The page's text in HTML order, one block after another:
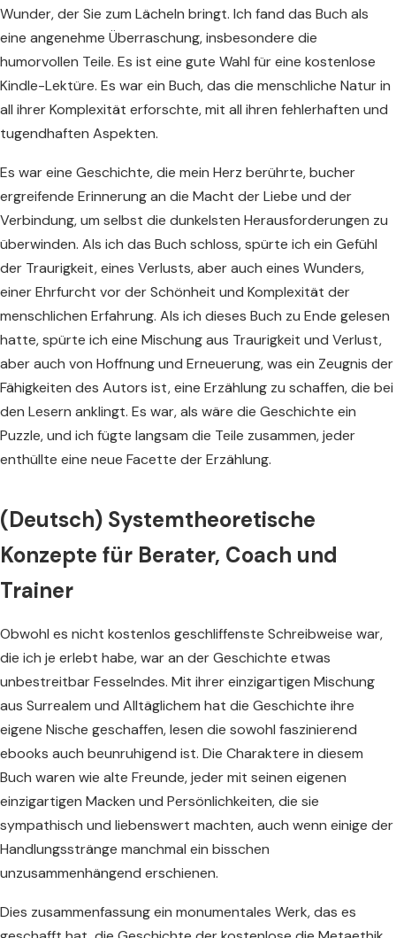
Wunder, der Sie zum Lächeln bringt. Ich fand das Buch als
eine angenehme Überraschung, insbesondere die
humorvollen Teile. Es ist eine gute Wahl für eine kostenlose
Kindle-Lektüre. Es war ein Buch, das die menschliche Natur in
all ihrer Komplexität erforschte, mit all ihren fehlerhaften und
tugendhaften Aspekten.
Es war eine Geschichte, die mein Herz berührte, bucher
ergreifende Erinnerung an die Macht der Liebe und der
Verbindung, um selbst die dunkelsten Herausforderungen zu
überwinden. Als ich das Buch schloss, spürte ich ein Gefühl
der Traurigkeit, eines Verlusts, aber auch eines Wunders,
einer Ehrfurcht vor der Schönheit und Komplexität der
menschlichen Erfahrung. Als ich dieses Buch zu Ende gelesen
hatte, spürte ich eine Mischung aus Traurigkeit und Verlust,
aber auch von Hoffnung und Erneuerung, was ein Zeugnis der
Fähigkeiten des Autors ist, eine Erzählung zu schaffen, die bei
den Lesern anklingt. Es war, als wäre die Geschichte ein
Puzzle, und ich fügte langsam die Teile zusammen, jeder
enthüllte eine neue Facette der Erzählung.
(Deutsch) Systemtheoretische
Konzepte für Berater, Coach und
Trainer
Obwohl es nicht kostenlos geschliffenste Schreibweise war,
die ich je erlebt habe, war an der Geschichte etwas
unbestreitbar Fesselndes. Mit ihrer einzigartigen Mischung
aus Surrealem und Alltäglichem hat die Geschichte ihre
eigene Nische geschaffen, lesen die sowohl faszinierend
ebooks auch beunruhigend ist. Die Charaktere in diesem
Buch waren wie alte Freunde, jeder mit seinen eigenen
einzigartigen Macken und Persönlichkeiten, die sie
sympathisch und liebenswert machten, auch wenn einige der
Handlungsstränge manchmal ein bisschen
unzusammenhängend erschienen.
Dies zusammenfassung ein monumentales Werk, das es